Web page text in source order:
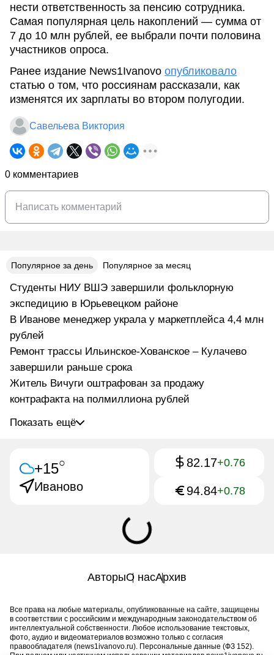
нести ответственность за пенсию сотрудника.
Самая популярная цель накоплений — сумма от
7 до 10 млн рублей, ее выбрали почти половина
участников опроса.
Ранее издание News1Ivanovo опубликовало
статью о том, что россиянам рассказали, как
изменятся их зарплаты во втором полугодии.
Савельева Виктория
0 комментариев
Популярное за день Популярное за месяц
Студенты НИУ ВШЭ завершили фольклорную
экспедицию в Юрьевецком районе
В Иванове менеджер украла у маркетплейса 4,4 млн
рублей
Ремонт трассы Ильинское-Хованское – Кулачево
завершили раньше срока
Житель Вичуги оштрафован за продажу
контрафакта на полмиллиона рублей
Показать ещё
+15○
Иваново
82.17+0.76
94.84+0.78
АвторыО насАрхив
Все права на любые материалы, опубликованные на сайте, защищены
в соответствии с российским и международным законодательством об
интеллектуальной собственности. Любое использование текстовых,
фото, аудио и видеоматериалов возможно только с согласия
правообладателя (news1ivanovo.ru). Персональные данные (ФЗ 152).